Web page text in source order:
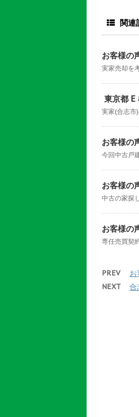
関連
お客様の
実家売却を
東京都 E
実家(合志市
お客様
今回中古戸
お客様
中古の家探
お客様
専任売買契
PREV
NEXT 合